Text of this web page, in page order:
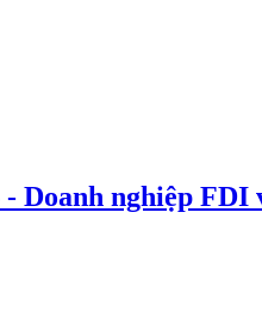
Doanh nghiệp